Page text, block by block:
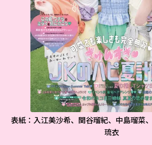
表紙：入江美沙希、関谷瑠紀、中島瑠菜
琉衣